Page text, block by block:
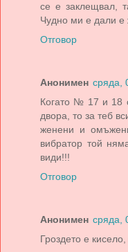
се е заклещвал,
Чудно ми е дали
Отговор
Анонимен сряда,
Когато № 17 и 18
двора, то за теб
женени и
вибратор той
види!!!
Отговор
Анонимен сряда,
Гроздето е